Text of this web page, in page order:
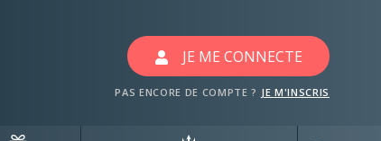
confondues
JE ME CONNECTE
PAS ENCORE DE COMPTE ? JE M'INSCRIS